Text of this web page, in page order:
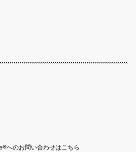
へのお問い合わせはこちら